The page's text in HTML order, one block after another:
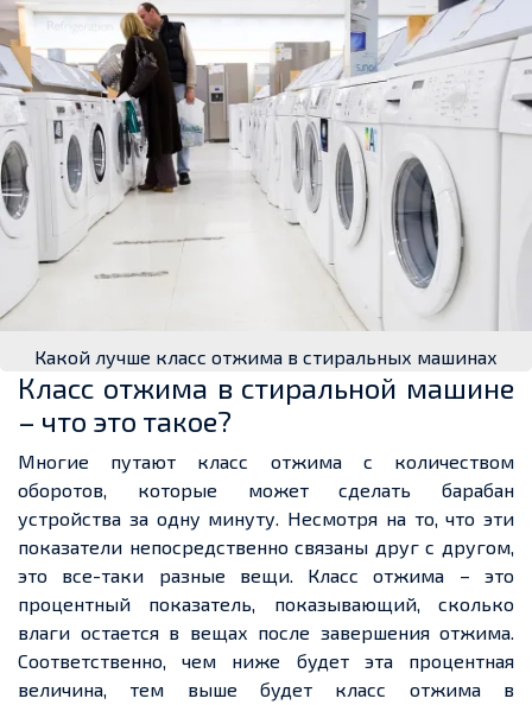
Какой лучше класс отжима в стиральных машинах
Класс отжима в стиральной машине
– что это такое?
Многие путают класс отжима с количеством
оборотов, которые может сделать барабан
устройства за одну минуту. Несмотря на то, что эти
показатели непосредственно связаны друг с другом,
это все-таки разные вещи. Класс отжима – это
процентный показатель, показывающий, сколько
влаги остается в вещах после завершения отжима.
Соответственно, чем ниже будет эта процентная
величина, тем выше будет класс отжима в